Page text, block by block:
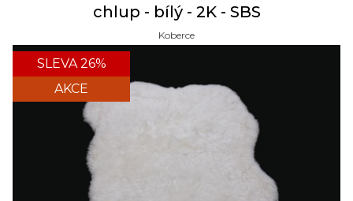
chlup - bílý - 2K - SBS
Koberce
SLEVA 26%
AKCE